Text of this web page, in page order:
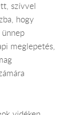
szívvel
hogy
meglepetés,